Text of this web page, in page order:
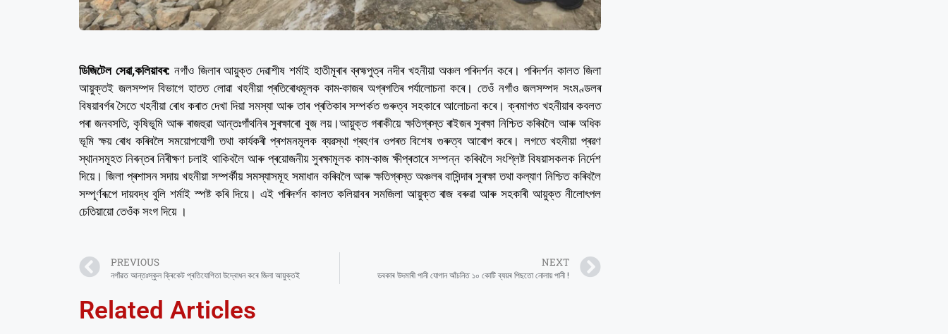
ডিজিটেল সেৱা,কলিয়াবৰ: নগাঁও জিলাৰ আয়ুক্ত দেৱাশীষ শৰ্মাই হাতীমূৰাৰ ব্ৰহ্মপুত্ৰ নদীৰ খহনীয়া অঞ্চল পৰিদৰ্শন কৰে। পৰিদৰ্শন কালত জিলা
আয়ুক্ত‌ই জলসম্পদ বিভাগে হাতত লোৱা খহনীয়া প্ৰতিৰোধমূলক কাম-কাজৰ অগ্ৰগতিৰ পৰ্যালোচনা কৰে। তেওঁ নগাঁও জলসম্পদ সংমণ্ডলৰ
বিষয়াবৰ্গৰ সৈতে খহনীয়া ৰোধ কৰাত দেখা দিয়া সমস্যা আৰু তাৰ প্ৰতিকাৰ সম্পৰ্কত গুৰুত্ব সহকাৰে আলোচনা কৰে। ক্ৰমাগত খহনীয়াৰ কবলত
পৰা জনবসতি, কৃষিভূমি আৰু ৰাজহুৱা আন্তঃগাঁথনিৰ সুৰক্ষাৰো বুজ লয়।আয়ুক্ত গৰাকীয়ে ক্ষতিগ্ৰস্ত ৰাইজৰ সুৰক্ষা নিশ্চিত কৰিবলৈ আৰু অধিক
ভূমি ক্ষয় ৰোধ কৰিবলৈ সময়োপযোগী তথা কাৰ্যকৰী প্ৰশমনমূলক ব্যৱস্থা গ্ৰহণৰ ওপৰত বিশেষ গুৰুত্ব আৰোপ কৰে। লগতে খহনীয়া প্ৰৱণ
স্থানসমূহত নিৰন্তৰ নিৰীক্ষণ চলাই থাকিবলৈ আৰু প্ৰয়োজনীয় সুৰক্ষামূলক কাম-কাজ ক্ষীপ্ৰতাৰে সম্পন্ন কৰিবলৈ সংশ্লিষ্ট বিষয়াসকলক নিৰ্দেশ
দিয়ে। জিলা প্ৰশাসন সদায় খহনীয়া সম্পৰ্কীয় সমস্যাসমূহ সমাধান কৰিবলৈ আৰু ক্ষতিগ্ৰস্ত অঞ্চলৰ বাসিন্দাৰ সুৰক্ষা তথা কল্যাণ নিশ্চিত কৰিবলৈ
সম্পূৰ্ণৰূপে দায়বদ্ধ বুলি শৰ্মাই স্পষ্ট কৰি দিয়ে। এই পৰিদৰ্শন কালত কলিয়াবৰ সমজিলা আয়ুক্ত ৰাজ বৰুৱা আৰু সহকাৰী আয়ুক্ত নীলোৎপল
চেতিয়ায়ো তেওঁক সংগ দিয়ে ।
PREVIOUS
নগাঁৱত আন্তঃস্কুল ক্ৰিকেট প্ৰতিযোগিতা উদ্বোধন কৰে জিলা আয়ুক্তই
NEXT
ডবকাৰ উদমাৰী পানী যোগান আঁচনিত ১০ কোটি ব্যয়ৰ পিছতো নোলায় পানী !
Related Articles